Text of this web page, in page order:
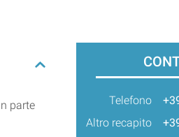
parte
Telefono
Altro recapito